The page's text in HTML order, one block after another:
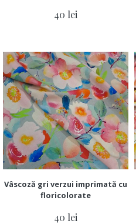
40 lei
Vâscoză gri verzui imprimată cu
floricolorate
40 lei